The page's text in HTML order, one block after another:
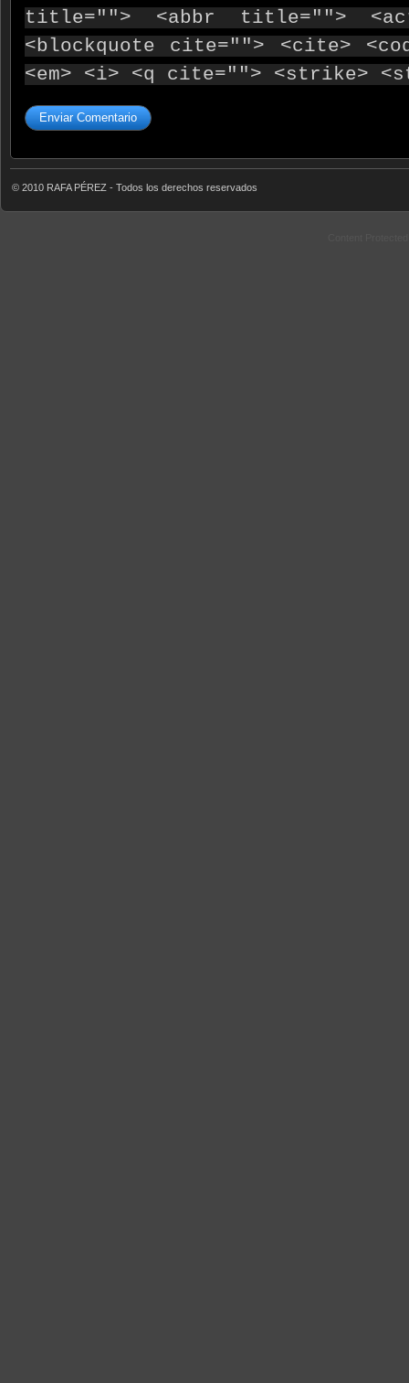
title=""> <abbr title="">
<blockquote cite=""> <cite>
<em> <i> <q cite=""> <strike>
© 2010 RAFA PÉREZ - Todos los derechos reservados